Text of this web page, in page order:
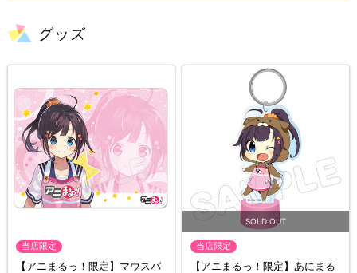
グッズ
当店限定
【アニまるっ！限定】マウスパ
当店限定
【アニまるっ！限定】あにまる